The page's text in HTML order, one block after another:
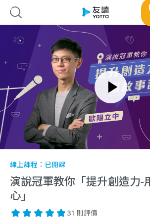
線上課程： 已開課
演說冠軍教你「提升創造力-
心」
31 則評價